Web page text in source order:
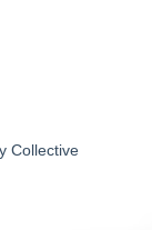
Collective